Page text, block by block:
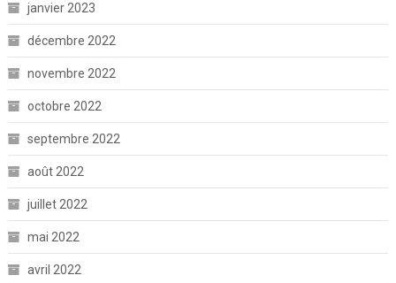
janvier 2023
décembre 2022
novembre 2022
octobre 2022
septembre 2022
août 2022
juillet 2022
mai 2022
avril 2022